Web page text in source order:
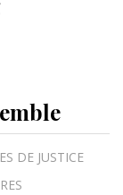
DE JUSTICE